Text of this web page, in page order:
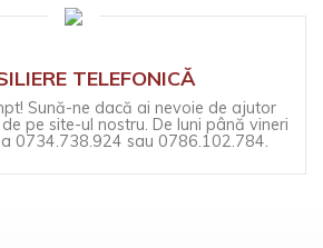
TELEFONICĂ
Sună-ne dacă ai nevoie de ajutor
pe site-ul nostru. De luni până vineri
0734.738.924 sau 0786.102.784.